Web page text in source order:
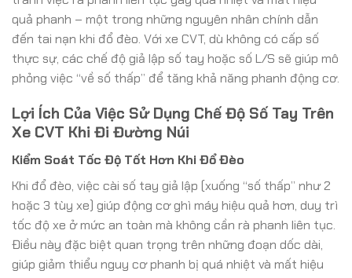
quả phanh – một trong những nguyên nhân chính dẫn
đến tai nạn khi đổ đèo. Với xe CVT, dù không có cấp số
thực sự, các chế độ giả lập số tay hoặc số L/S sẽ giúp mô
phỏng việc “về số thấp” để tăng khả năng phanh động cơ.
Lợi Ích Của Việc Sử Dụng Chế Độ Số Tay Trên
Xe CVT Khi Đi Đường Núi
Kiểm Soát Tốc Độ Tốt Hơn Khi Đổ Đèo
Khi đổ đèo, việc cài số tay giả lập (xuống “số thấp” như 2
hoặc 3 tùy xe) giúp động cơ ghì máy hiệu quả hơn, duy trì
tốc độ xe ở mức an toàn mà không cần rà phanh liên tục.
Điều này đặc biệt quan trọng trên những đoạn dốc dài,
giúp giảm thiểu nguy cơ phanh bị quá nhiệt và mất hiệu